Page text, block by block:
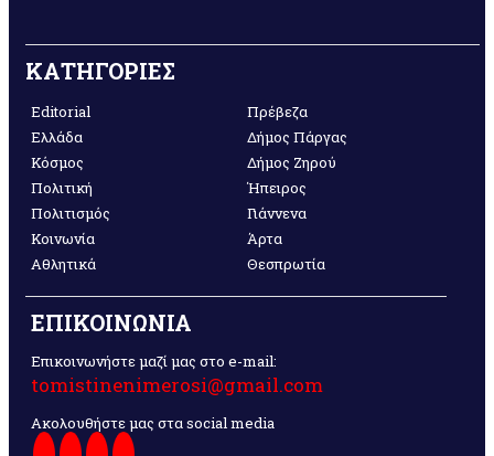
ΚΑΤΗΓΟΡΙΕΣ
Editorial
Ελλάδα
Κόσμος
Πολιτική
Πολιτισμός
Κοινωνία
Αθλητικά
Πρέβεζα
Δήμος Πάργας
Δήμος Ζηρού
Ήπειρος
Γιάννενα
Άρτα
Θεσπρωτία
ΕΠΙΚΟΙΝΩΝΙΑ
Επικοινωνήστε μαζί μας στο e-mail:
tomistinenimerosi@gmail.com
Ακολουθήστε μας στα social media